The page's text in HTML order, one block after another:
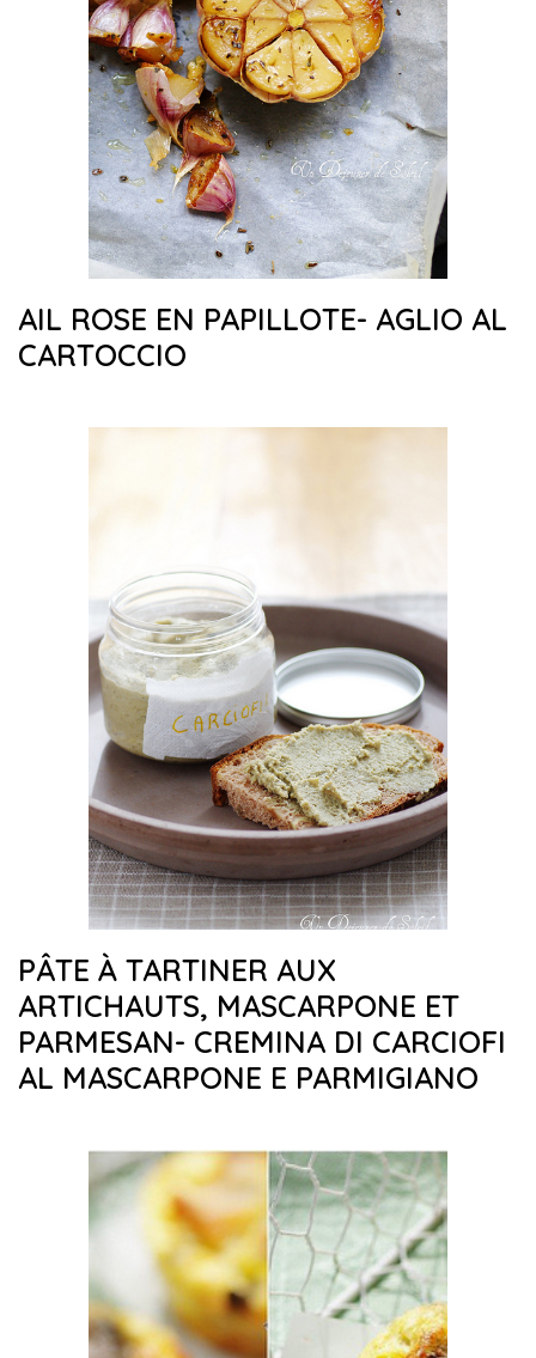
AIL ROSE EN PAPILLOTE- AGLIO AL
CARTOCCIO
PÂTE À TARTINER AUX
ARTICHAUTS, MASCARPONE ET
PARMESAN- CREMINA DI CARCIOFI
AL MASCARPONE E PARMIGIANO